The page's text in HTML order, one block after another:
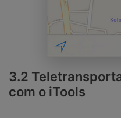
3.2
com o iTools